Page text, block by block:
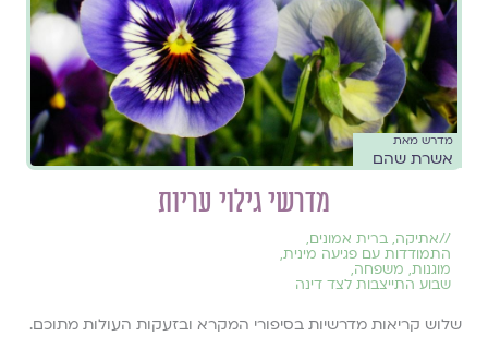
מדרש מאת
אשרת שהם
מדרשי גילוי עריות
//אתיקה, ברית אמונים,
התמודדות עם פגיעה מינית,
מוגנות, משפחה,
שבוע התייצבות לצד דינה
שלוש קריאות מדרשיות בסיפורי המקרא ובזעקות העולות מתוכם.